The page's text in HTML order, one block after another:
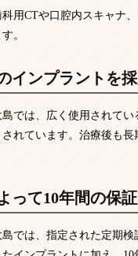
用CTや口腔内スキャナ
。
インプラントを
では、広く使用されて
れています。治療後も
って10年間の保証
では、指定された定期